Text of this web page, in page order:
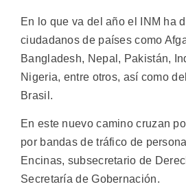
En lo que va del año el INM ha
ciudadanos de países como
Bangladesh, Nepal, Pakistán,
Nigeria, entre otros, así como
Brasil.
En este nuevo camino cruzan
por bandas de tráfico de
Encinas, subsecretario de
Secretaría de Gobernación.